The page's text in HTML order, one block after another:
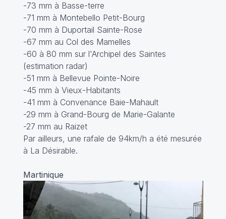
-73 mm à Basse-terre
-71 mm à Montebello Petit-Bourg
-70 mm à Duportail Sainte-Rose
-67 mm au Col des Mamelles
-60 à 80 mm sur l'Archipel des Saintes
(estimation radar)
-51 mm à Bellevue Pointe-Noire
-45 mm à Vieux-Habitants
-41 mm à Convenance Baie-Mahault
-29 mm à Grand-Bourg de Marie-Galante
-27 mm au Raizet
Par ailleurs, une rafale de 94km/h a été mesurée
à La Désirable.
Martinique